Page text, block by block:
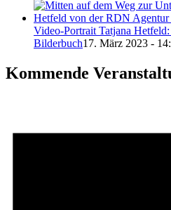
Video-Portrait Tatjana
Bilderbuch17. März 2023 -
Kommende